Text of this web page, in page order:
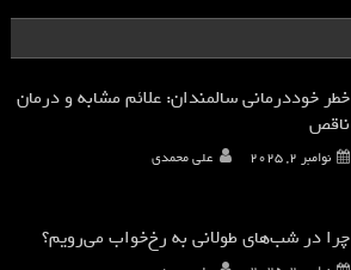
خطر خوددرمانی سالمندان: علائم مشابه و درمان
ناقص
نوامبر 2, 2025 علی محمدی
چرا در شب‌های طولانی به رخ‌خواب می‌رویم؟